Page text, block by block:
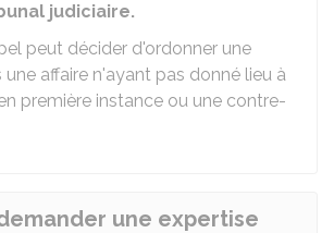
judiciaire.
peut décider d'ordonner une
une affaire n'ayant pas donné lieu à
première instance ou une contre-
une expertise